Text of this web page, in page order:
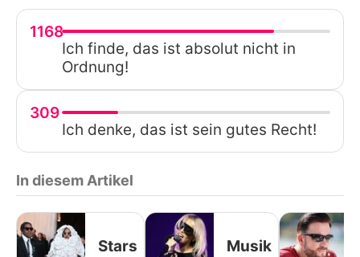
1168
Ich finde, das ist absolut nicht in
Ordnung!
309
Ich denke, das ist sein gutes Recht!
In diesem Artikel
Stars Musik